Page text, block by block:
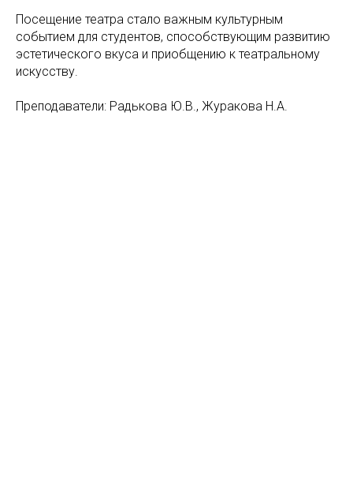
Посещение театра стало важным культурным
событием для студентов, способствующим развитию
эстетического вкуса и приобщению к театральному
искусству.
Преподаватели: Радькова Ю.В., Журакова Н.А.